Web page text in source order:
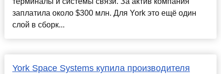
заплатила около $300 млн. Для York это ещё один
слой в сборк...
York Space Systems купила производителя